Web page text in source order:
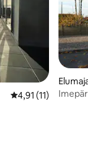
Keskmine hinnang
4,91 (11)